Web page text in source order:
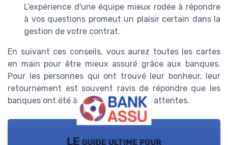
L’expérience d'une équipe mieux rodée à répondre
à vos questions promeut un plaisir certain dans la
gestion de votre contrat.
En suivant ces conseils, vous aurez toutes les cartes
en main pour être mieux assuré grâce aux banques.
Pour les personnes qui ont trouvé leur bonheur, leur
retournement est souvent ravis de répondre que les
banques ont été à la hauteur de leurs attentes.
LE guide ultime pour